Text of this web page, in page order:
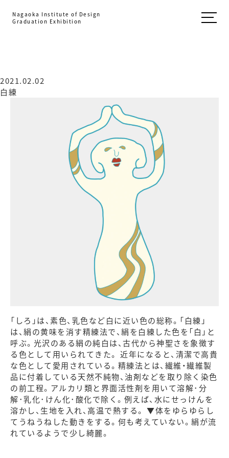
Nagaoka Institute of Design
Graduation Exhibition
2021.02.02
白練
「しろ」は、素色、乳色など白に近い色の総称。「白練」
は、絹の黄味を消す精練法で、絹を白練した色を「白」と
呼ぶ。光沢のある絹の純白は、古代から神聖さを象徴す
る色として用いられてきた。 近年になると、清潔で高貴
な色として愛用されている。精練法とは、繊維・繊維製
品に付着している天然不純物、油剤などを取り除く染色
の前工程。アルカリ類と界面活性剤を用いて溶解･分
解･乳化･けん化･酸化で除く。例えば、水にせっけんを
溶かし、生地を入れ、高温で熱する。 ▼体をゆらゆらし
てうねうねした動きをする。何も考えていない。絹が流
れているようで少し綺麗。